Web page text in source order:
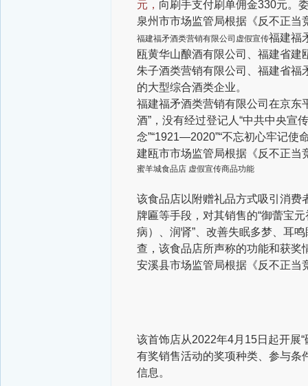
元， 向刷手支付刷单佣金330元。
泉州市市场监管局根据《反不正当
福建福矛酒类营销有限公司虚假宣传福建福
瓯黄华山酿酒有限公司、福建省
朱子酒类营销有限公司、福建省福
的大型综合酒类企业。
福建福矛酒类营销有限公司在京东
酒”，没有经过登记人“中共中央宣
念”“1921—2020”“不忘初心牢记使
建瓯市市场监管局根据《反不正当
蜜羊城食品店 虚假宣传商品功能
该食品店以附赠礼品方式吸引消费
牌匾等手段，对其销售的“御蕾宝
病）、润肾”、改善失眠多梦、耳
查，该食品店所声称的功能和获奖
安溪县市场监管局根据《反不正当
该首饰店从2022年4月15日起开展
有奖销售活动的奖项种类、参与条
信息。